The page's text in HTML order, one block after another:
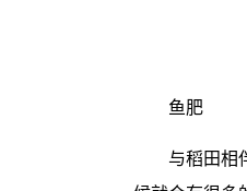
鱼肥
与稻田相